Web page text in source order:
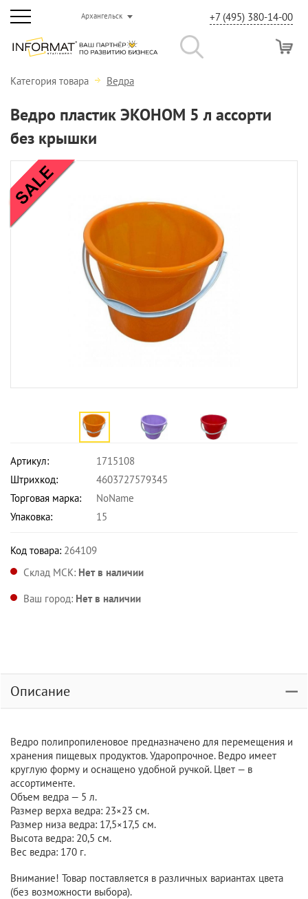
Архангельск +7 (495) 380-14-00
Категория товара Ведра
Ведро пластик ЭКОНОМ 5 л ассорти
без крышки
Артикул:
1715108
Штрихкод:
4603727579345
Торговая марка:
NoName
Упаковка:
15
Код товара: 264109
Склад МСК: Нет в наличии
Ваш город: Нет в наличии
Описание
Ведро полипропиленовое предназначено для перемещения и
хранения пищевых продуктов. Ударопрочное. Ведро имеет
круглую форму и оснащено удобной ручкой. Цвет — в
ассортименте.
Объем ведра — 5 л.
Размер верха ведра: 23×23 см.
Размер низа ведра: 17,5×17,5 см.
Высота ведра: 20,5 см.
Вес ведра: 170 г.
Внимание! Товар поставляется в различных вариантах цвета
(без возможности выбора).